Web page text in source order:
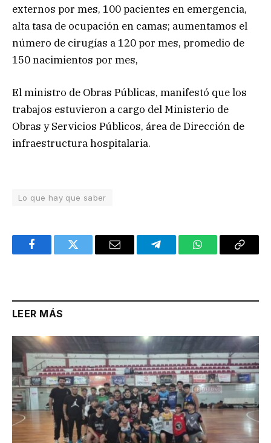
externos por mes, 100 pacientes en emergencia,
alta tasa de ocupación en camas; aumentamos el
número de cirugías a 120 por mes, promedio de
150 nacimientos por mes,
El ministro de Obras Públicas, manifestó que los
trabajos estuvieron a cargo del Ministerio de
Obras y Servicios Públicos, área de Dirección de
infraestructura hospitalaria.
Lo que hay que saber
FacebookTwitter Email TelegramWhatsAppCopy
LEER MÁS